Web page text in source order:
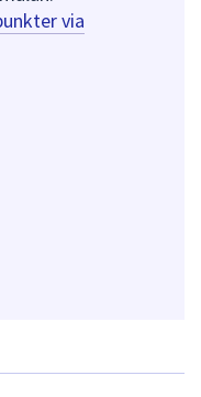
via